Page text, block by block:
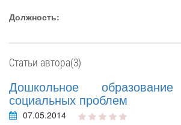
Должность:
Статьи автора(3)
Дошкольное
социальных проблем
07.05.2014